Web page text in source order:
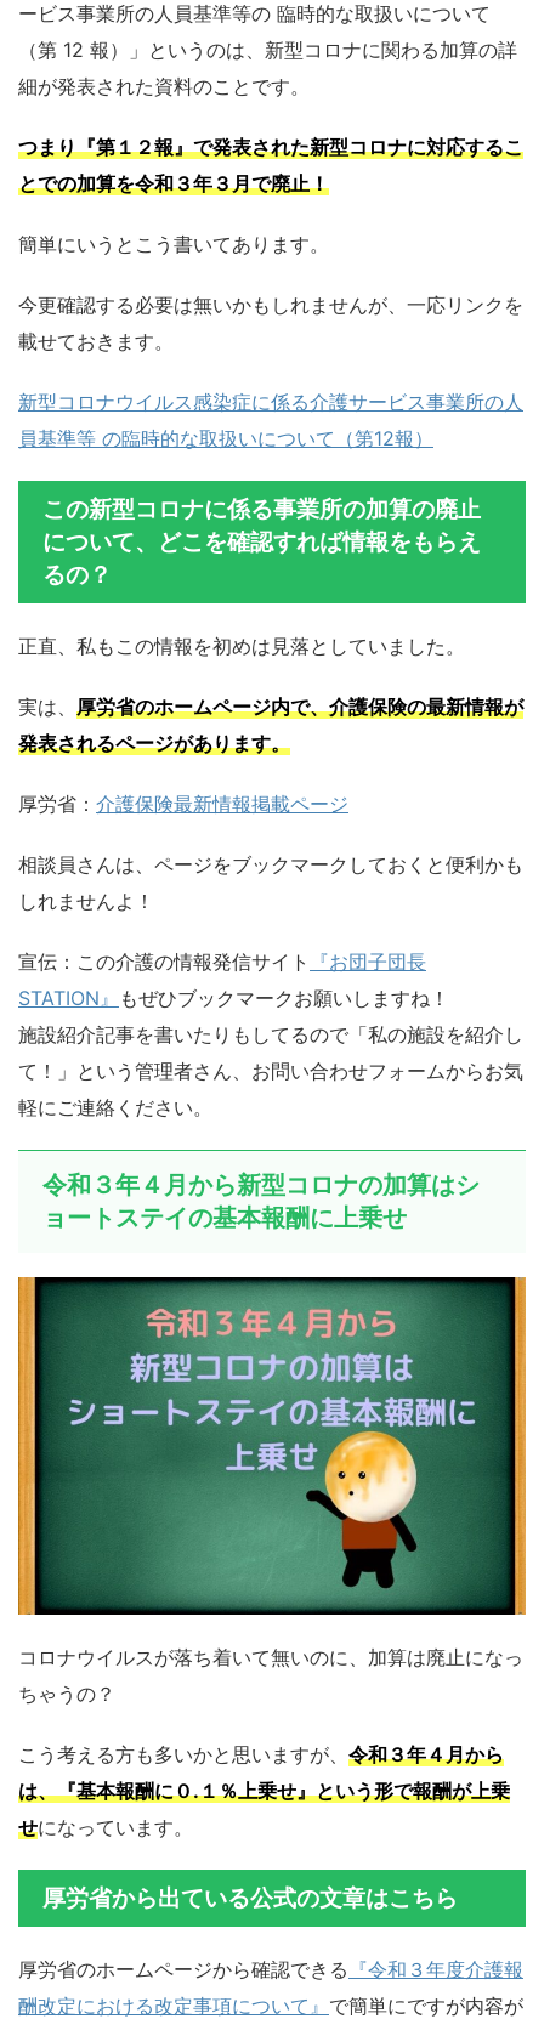
ービス事業所の人員基準等の 臨時的な取扱いについて
（第 12 報）」というのは、新型コロナに関わる加算の詳
細が発表された資料のことです。
つまり『第１２報』で発表された新型コロナに対応するこ
とでの加算を令和３年３月で廃止！
簡単にいうとこう書いてあります。
今更確認する必要は無いかもしれませんが、一応リンクを
載せておきます。
新型コロナウイルス感染症に係る介護サービス事業所の人
員基準等 の臨時的な取扱いについて（第12報）
この新型コロナに係る事業所の加算の廃止
について、どこを確認すれば情報をもらえ
るの？
正直、私もこの情報を初めは見落としていました。
実は、 厚労省のホームページ内で、介護保険の最新情報が
発表されるページがあります。
厚労省： 介護保険最新情報掲載ページ
相談員さんは、ページをブックマークしておくと便利かも
しれませんよ！
宣伝：この介護の情報発信サイト
『お団子団長
STATION』 もぜひブックマークお願いしますね！
施設紹介記事を書いたりもしてるので「私の施設を紹介し
て！」という管理者さん、お問い合わせフォームからお気
軽にご連絡ください。
令和３年４月から新型コロナの加算はシ
ョートステイの基本報酬に上乗せ
コロナウイルスが落ち着いて無いのに、加算は廃止になっ
ちゃうの？
こう考える方も多いかと思いますが、 令和３年４月から
は、『基本報酬に０.１％上乗せ』という形で報酬が上乗
せになっています。
厚労省から出ている公式の文章はこちら
厚労省のホームページから確認できる 『令和３年度介護報
酬改定における改定事項について』 で簡単にですが内容が